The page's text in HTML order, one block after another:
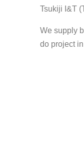
Tsukiji I&T
We supply
do project